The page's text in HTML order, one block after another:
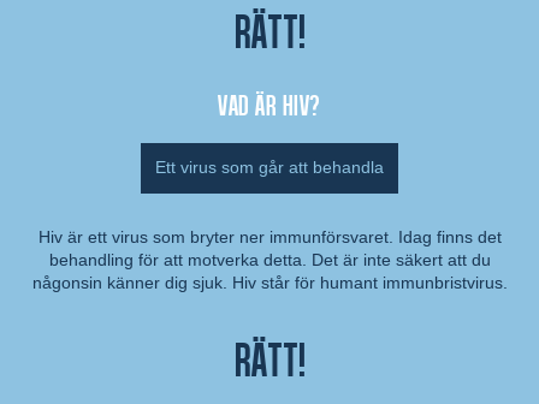
Rätt!
Vad är hiv?
Ett virus som går att behandla
Kommentar:
Hiv är ett virus som bryter ner immunförsvaret. Idag finns det
behandling för att motverka detta. Det är inte säkert att du
någonsin känner dig sjuk. Hiv står för humant immunbristvirus.
Rätt!